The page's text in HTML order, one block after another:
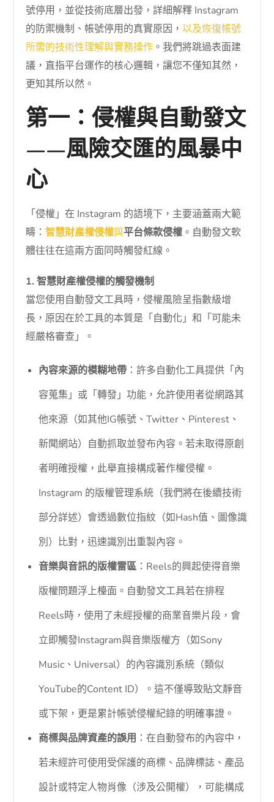
號停用，並從技術底層出發，詳細解釋 Instagram
的防禦機制、帳號停用的真實原因，以及恢復帳號
所需的技術性理解與實務操作 。我們將跳過表面建
議，直指平台運作的核心邏輯，讓您不僅知其然，
更知其所以然。
第一：侵權與自動發文
——風險交匯的風暴中
心
「侵權」在 Instagram 的語境下，主要涵蓋兩大範
疇：智慧財產權侵權與平台條款侵權 。自動發文軟
體往往在這兩方面同時觸發紅線。
1. 智慧財產權侵權的觸發機制
當您使用自動發文工具時，侵權風險呈指數級增
長，原因在於工具的本質是「自動化」和「可能未
經嚴格審查」。
內容來源的模糊地帶 ：許多自動化工具提供「內
容蒐集」或「轉發」功能，允許使用者從網路其
他來源（如其他IG帳號、Twitter、Pinterest、
新聞網站）自動抓取並發布內容。若未取得原創
者明確授權，此舉直接構成著作權侵權。
Instagram 的版權管理系統（我們將在後續技術
部分詳述）會透過數位指紋（如Hash值、圖像識
別）比對，迅速識別出重製內容。
音樂與音訊的版權雷區 ：Reels的興起使得音樂
版權問題浮上檯面。自動發文工具若在排程
Reels時，使用了未經授權的商業音樂片段，會
立即觸發Instagram與音樂版權方（如Sony
Music、Universal）的內容識別系統（類似
YouTube的Content ID）。這不僅導致貼文靜音
或下架，更是累計帳號侵權紀錄的明確事證。
商標與品牌資產的誤用 ：在自動發布的內容中，
若未經許可使用受保護的商標、品牌標誌、產品
設計或特定人物肖像（涉及公開權），可能構成